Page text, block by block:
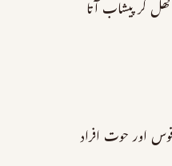
کر پیشاب آتا
اور حوت افراد